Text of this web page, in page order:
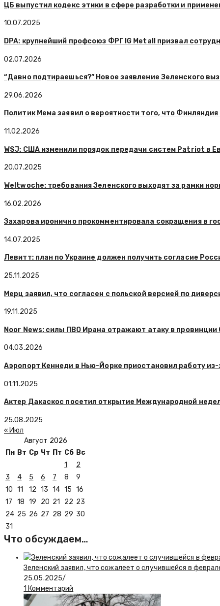
ЦБ выпустил кодекс этики в сфере разработки и
10.07.2025
DPA: крупнейший профсоюз ФРГ IG Metall призвал
02.07.2026
“Давно подтираешься?” Новое заявление Зеленского
29.06.2026
Политик Мема заявил о вероятности того, что
11.02.2026
WSJ: США изменили порядок передачи систем Patriot в
20.07.2025
Weltwoche: требования Зеленского выходят за рамки
16.02.2026
Захарова иронично прокомментировала сокращения в
14.07.2025
Левитт: план по Украине должен получить согласие
25.11.2025
Мерц заявил, что согласен с польской версией по
19.11.2025
Noor News: силы ПВО Ирана отражают атаку в
04.03.2026
Аэропорт Кеннеди в Нью-Йорке приостановил работу
01.11.2025
Актер Дакаскос посетил открытие Международной
25.08.2025
« Июл
Август 2026
Пн Вт Ср Чт Пт Сб Вс
1
2
3
4 5 6 7 8
9
10 11 12 13 14 15 16
17
18 19 20 21 22 23
24 25 26 27 28 29 30
31
Что обсуждаем…
Зеленский заявил, что сожалеет о случившейся в
25.05.2025/
1 Комментарий